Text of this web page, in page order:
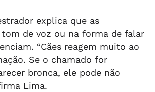
explica que as
de voz ou na forma de falar
“Cães reagem muito ao
Se o chamado for
bronca, ele pode não
Lima.